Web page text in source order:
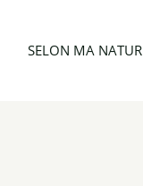
SELON MA